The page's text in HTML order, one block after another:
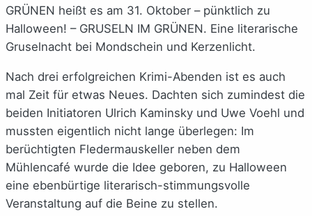
GRÜNEN heißt es am 31. Oktober – pünktlich zu
Halloween! – GRUSELN IM GRÜNEN. Eine literarische
Gruselnacht bei Mondschein und Kerzenlicht.
Nach drei erfolgreichen Krimi-Abenden ist es auch
mal Zeit für etwas Neues. Dachten sich zumindest die
beiden Initiatoren Ulrich Kaminsky und Uwe Voehl und
mussten eigentlich nicht lange überlegen: Im
berüchtigten Fledermauskeller neben dem
Mühlencafé wurde die Idee geboren, zu Halloween
eine ebenbürtige literarisch-stimmungsvolle
Veranstaltung auf die Beine zu stellen.